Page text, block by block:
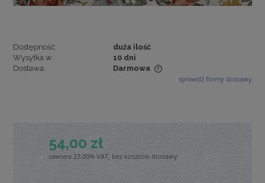
Dostępność:
duża ilość
Wysyłka w:
10 dni
Dostawa:
Darmowa
Cena nie zawiera ewentualnych kosztów płatności
sprawdź formy dostawy
54,00 zł
zawiera 23.00% VAT, bez kosztów dostawy